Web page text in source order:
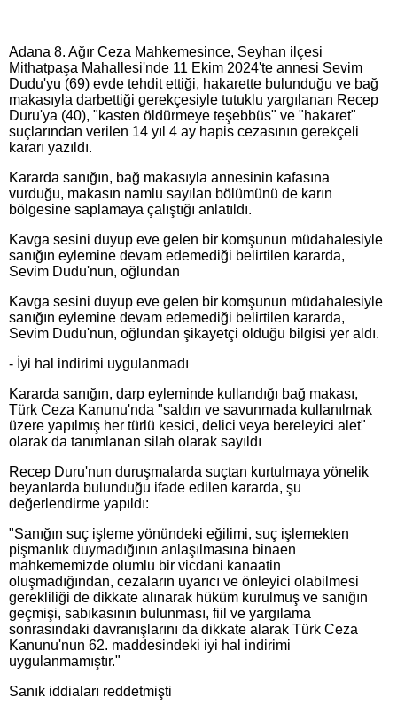
Adana 8. Ağır Ceza Mahkemesince, Seyhan ilçesi
Mithatpaşa Mahallesi'nde 11 Ekim 2024'te annesi Sevim
Dudu'yu (69) evde tehdit ettiği, hakarette bulunduğu ve bağ
makasıyla darbettiği gerekçesiyle tutuklu yargılanan Recep
Duru'ya (40), "kasten öldürmeye teşebbüs" ve "hakaret"
suçlarından verilen 14 yıl 4 ay hapis cezasının gerekçeli
kararı yazıldı.
Kararda sanığın, bağ makasıyla annesinin kafasına
vurduğu, makasın namlu sayılan bölümünü de karın
bölgesine saplamaya çalıştığı anlatıldı.
Kavga sesini duyup eve gelen bir komşunun müdahalesiyle
sanığın eylemine devam edemediği belirtilen kararda,
Sevim Dudu'nun, oğlundan
Kavga sesini duyup eve gelen bir komşunun müdahalesiyle
sanığın eylemine devam edemediği belirtilen kararda,
Sevim Dudu'nun, oğlundan şikayetçi olduğu bilgisi yer aldı.
- İyi hal indirimi uygulanmadı
Kararda sanığın, darp eyleminde kullandığı bağ makası,
Türk Ceza Kanunu'nda "saldırı ve savunmada kullanılmak
üzere yapılmış her türlü kesici, delici veya bereleyici alet"
olarak da tanımlanan silah olarak sayıldı
Recep Duru'nun duruşmalarda suçtan kurtulmaya yönelik
beyanlarda bulunduğu ifade edilen kararda, şu
değerlendirme yapıldı:
"Sanığın suç işleme yönündeki eğilimi, suç işlemekten
pişmanlık duymadığının anlaşılmasına binaen
mahkememizde olumlu bir vicdani kanaatin
oluşmadığından, cezaların uyarıcı ve önleyici olabilmesi
gerekliliği de dikkate alınarak hüküm kurulmuş ve sanığın
geçmişi, sabıkasının bulunması, fiil ve yargılama
sonrasındaki davranışlarını da dikkate alarak Türk Ceza
Kanunu'nun 62. maddesindeki iyi hal indirimi
uygulanmamıştır."
Sanık iddiaları reddetmişti